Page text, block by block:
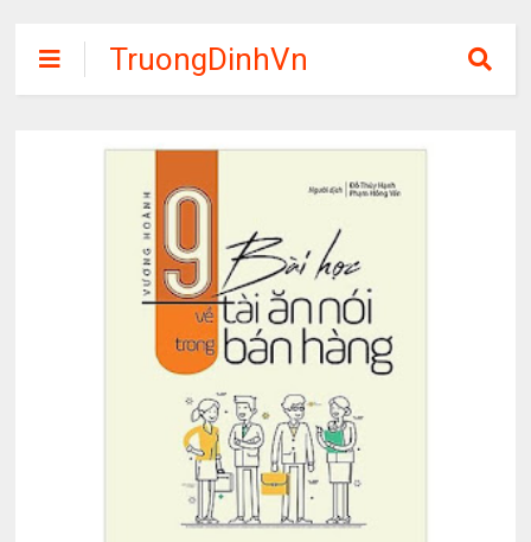
TruongDinhVn
Chia sẽ ebook,
phần mềm học
tập miễn phí